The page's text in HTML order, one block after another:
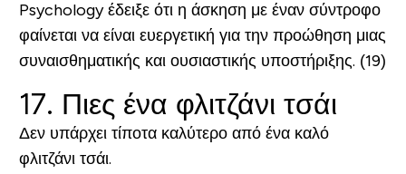
Psychology έδειξε ότι η άσκηση με έναν σύντροφο
φαίνεται να είναι ευεργετική για την προώθηση μιας
συναισθηματικής και ουσιαστικής υποστήριξης. (19)
17. Πιες ένα φλιτζάνι τσάι
Δεν υπάρχει τίποτα καλύτερο από ένα καλό
φλιτζάνι τσάι.